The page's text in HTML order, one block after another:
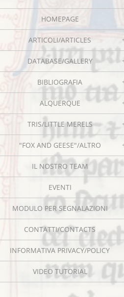
HOMEPAGE
ARTICOLI/ARTICLES
DATABASE/GALLERY
BIBLIOGRAFIA
ALQUERQUE
TRIS/LITTLE MERELS
"FOX AND GEESE"/ALTRO
IL NOSTRO TEAM
EVENTI
MODULO PER SEGNALAZIONI
CONTATTI/CONTACTS
INFORMATIVA PRIVACY/POLICY
VIDEO TUTORIAL